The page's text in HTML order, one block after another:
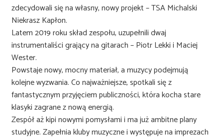
zdecydowali się na własny, nowy projekt – TSA Michalski
Niekrasz Kapłon.
Latem 2019 roku skład zespołu, uzupełnili dwaj
instrumentaliści grający na gitarach – Piotr Lekki i Maciej
Wester.
Powstaje nowy, mocny materiał, a muzycy podejmują
kolejne wyzwania. Co najważniejsze, spotkali się z
fantastycznym przyjęciem publiczności, która kocha stare
klasyki zagrane z nową energią.
Zespół aż kipi nowymi pomysłami i ma już ambitne plany
studyjne. Zapełnia kluby muzyczne i występuje na imprezach